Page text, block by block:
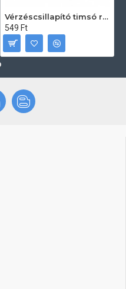
Vérzéscsillapító timsó rúd 20db
549 Ft